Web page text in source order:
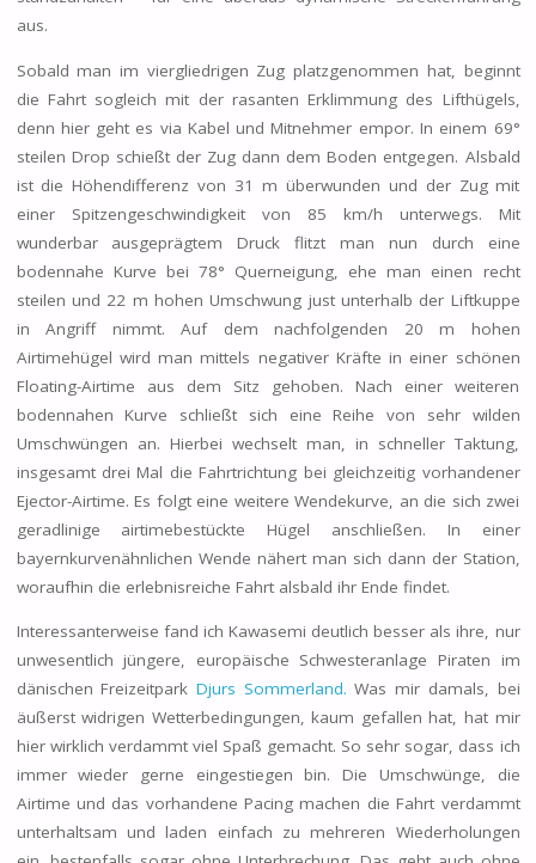
aus.
Sobald man im viergliedrigen Zug platzgenommen hat, beginnt
die Fahrt sogleich mit der rasanten Erklimmung des Lifthügels,
denn hier geht es via Kabel und Mitnehmer empor. In einem 69°
steilen Drop schießt der Zug dann dem Boden entgegen. Alsbald
ist die Höhendifferenz von 31 m überwunden und der Zug mit
einer Spitzengeschwindigkeit von 85 km/h unterwegs. Mit
wunderbar ausgeprägtem Druck flitzt man nun durch eine
bodennahe Kurve bei 78° Querneigung, ehe man einen recht
steilen und 22 m hohen Umschwung just unterhalb der Liftkuppe
in Angriff nimmt. Auf dem nachfolgenden 20 m hohen
Airtimehügel wird man mittels negativer Kräfte in einer schönen
Floating-Airtime aus dem Sitz gehoben. Nach einer weiteren
bodennahen Kurve schließt sich eine Reihe von sehr wilden
Umschwüngen an. Hierbei wechselt man, in schneller Taktung,
insgesamt drei Mal die Fahrtrichtung bei gleichzeitig vorhandener
Ejector-Airtime. Es folgt eine weitere Wendekurve, an die sich zwei
geradlinige airtimebestückte Hügel anschließen. In einer
bayernkurvenähnlichen Wende nähert man sich dann der Station,
woraufhin die erlebnisreiche Fahrt alsbald ihr Ende findet.
Interessanterweise fand ich Kawasemi deutlich besser als ihre, nur
unwesentlich jüngere, europäische Schwesteranlage Piraten im
dänischen Freizeitpark Djurs Sommerland. Was mir damals, bei
äußerst widrigen Wetterbedingungen, kaum gefallen hat, hat mir
hier wirklich verdammt viel Spaß gemacht. So sehr sogar, dass ich
immer wieder gerne eingestiegen bin. Die Umschwünge, die
Airtime und das vorhandene Pacing machen die Fahrt verdammt
unterhaltsam und laden einfach zu mehreren Wiederholungen